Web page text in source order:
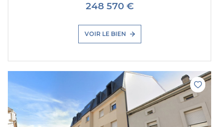
248 570 €
VOIR LE BIEN